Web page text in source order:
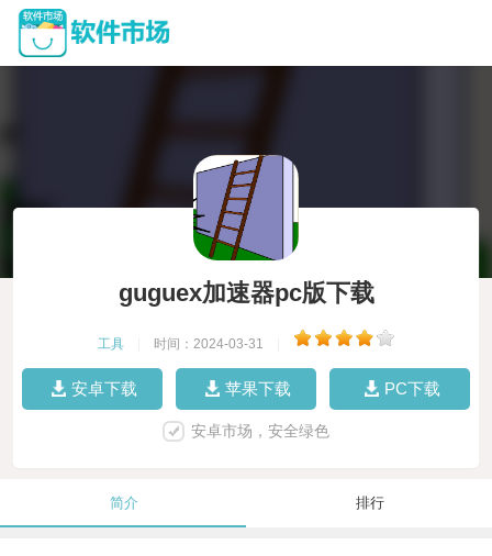
guguex加速器pc版下载
工具 时间：2024-03-31
安卓下载 苹果下载 PC下载
安卓市场，安全绿色
简介 排行